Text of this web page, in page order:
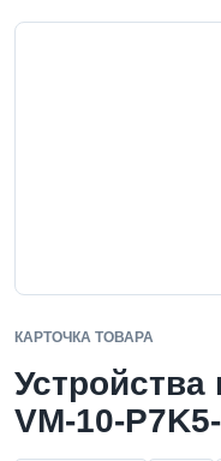
КАРТОЧКА ТОВАРА
Устройства
VM-10-